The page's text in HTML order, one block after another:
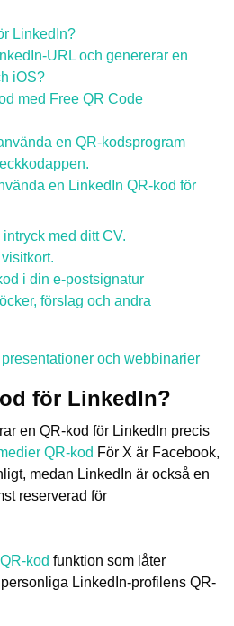
LinkedIn?
URL och genererar en
iOS?
med Free QR Code
en QR-kodsprogram
en LinkedIn QR-kod för
med ditt CV.
i din e-postsignatur
förslag och andra
och webbinarier
för LinkedIn?
en QR-kod för LinkedIn precis
QR-kod För X är Facebook,
medan LinkedIn är också en
reserverad för
QR-kod funktion som låter
LinkedIn-profilens QR-